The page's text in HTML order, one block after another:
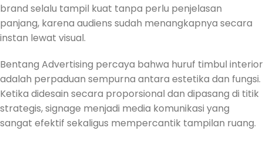
brand selalu tampil kuat tanpa perlu penjelasan
panjang, karena audiens sudah menangkapnya secara
instan lewat visual.
Bentang Advertising percaya bahwa huruf timbul interior
adalah perpaduan sempurna antara estetika dan fungsi.
Ketika didesain secara proporsional dan dipasang di titik
strategis, signage menjadi media komunikasi yang
sangat efektif sekaligus mempercantik tampilan ruang.